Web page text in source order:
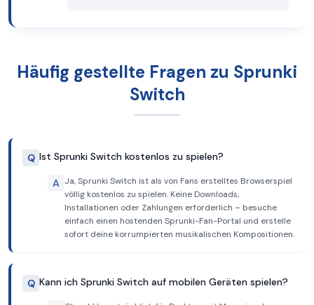
Häufig gestellte Fragen zu Sprunki
Switch
Q Ist Sprunki Switch kostenlos zu spielen?
A Ja, Sprunki Switch ist als von Fans erstelltes Browserspiel
völlig kostenlos zu spielen. Keine Downloads,
Installationen oder Zahlungen erforderlich – besuche
einfach einen hostenden Sprunki-Fan-Portal und erstelle
sofort deine korrumpierten musikalischen Kompositionen.
Q Kann ich Sprunki Switch auf mobilen Geräten spielen?